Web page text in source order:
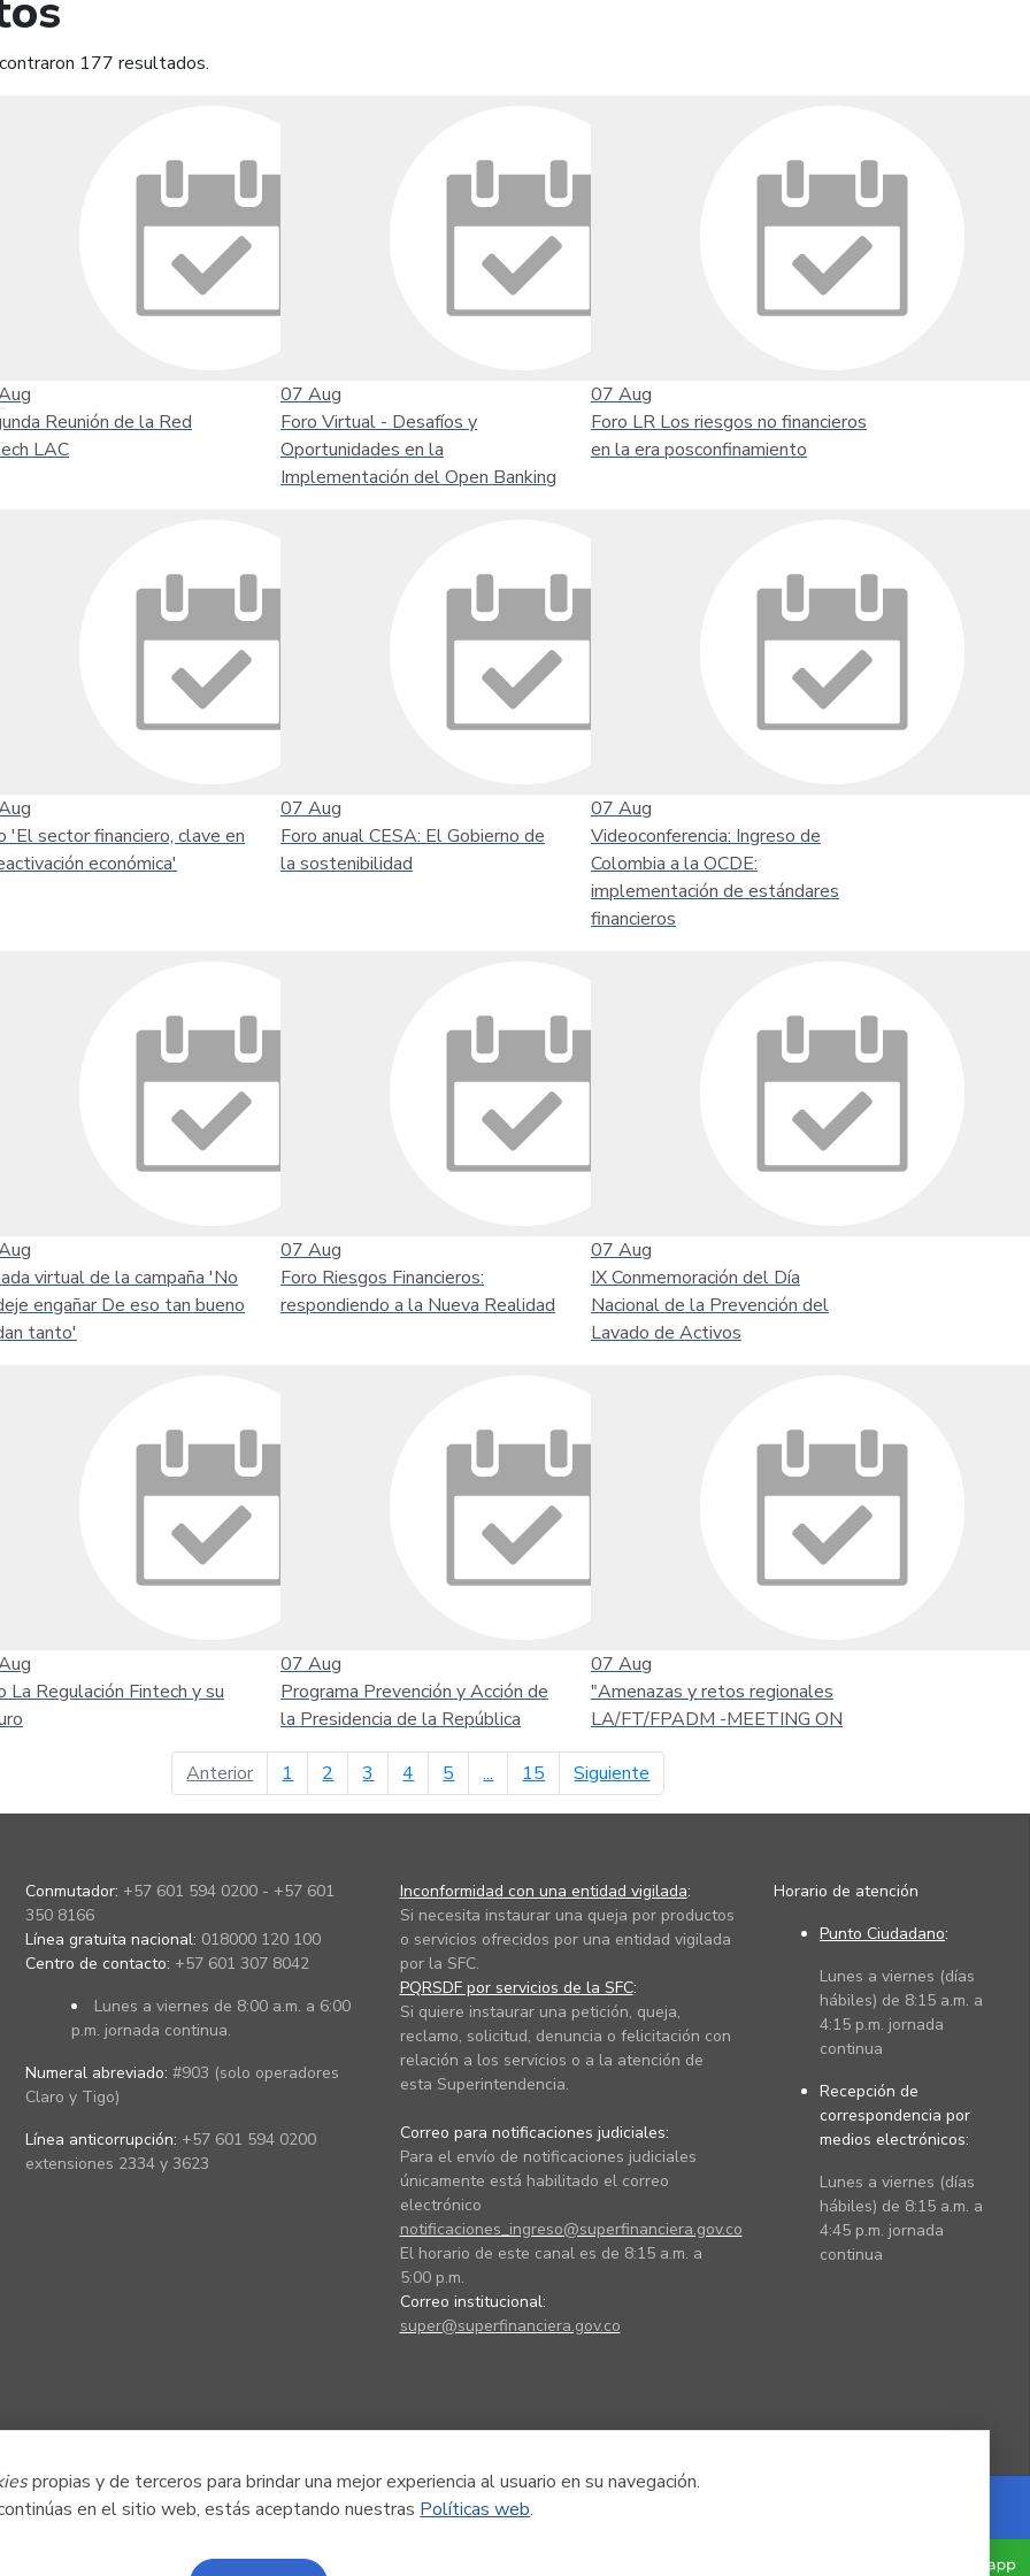
propias y de terceros para brindar una mejor experiencia al usuario en su navegación.
en el sitio web, estás aceptando nuestras Políticas web.
177 resultados.
Reunión de la Red
LAC
07 Aug
Foro Virtual - Desafíos y
Oportunidades en la
Implementación del Open Banking
07 Aug
Foro LR Los riesgos no financieros
en la era posconfinamiento
'El sector financiero, clave en
económica'
07 Aug
Foro anual CESA: El Gobierno de
la sostenibilidad
07 Aug
Videoconferencia: Ingreso de
Colombia a la OCDE:
implementación de estándares
financieros
virtual de la campaña 'No
engañar De eso tan bueno
tanto'
07 Aug
Foro Riesgos Financieros:
respondiendo a la Nueva Realidad
07 Aug
IX Conmemoración del Día
Nacional de la Prevención del
Lavado de Activos
La Regulación Fintech y su
07 Aug
Programa Prevención y Acción de
la Presidencia de la República
07 Aug
"Amenazas y retos regionales
LA/FT/FPADM -MEETING ON
Anteriorpágina anterior
1 2 3 4 5 ... 15 Siguiente
Conmutador: +57 601 594 0200 - +57 601
350 8166
Línea gratuita nacional: 018000 120 100
Centro de contacto: +57 601 307 8042
Lunes a viernes de 8:00 a.m. a 6:00
p.m. jornada continua.
Numeral abreviado: #903 (solo operadores
Claro y Tigo)
Línea anticorrupción: +57 601 594 0200
extensiones 2334 y 3623
Inconformidad con una entidad vigilada:
Si necesita instaurar una queja por productos
o servicios ofrecidos por una entidad vigilada
por la SFC.
PQRSDF por servicios de la SFC:
Si quiere instaurar una petición, queja,
reclamo, solicitud, denuncia o felicitación con
relación a los servicios o a la atención de
esta Superintendencia.
Correo para notificaciones judiciales:
Para el envío de notificaciones judiciales
únicamente está habilitado el correo
electrónico
notificaciones_ingreso@superfinanciera.gov.co
El horario de este canal es de 8:15 a.m. a
5:00 p.m.
Correo institucional:
super@superfinanciera.gov.co
Horario de atención
Punto Ciudadano:
Lunes a viernes (días
hábiles) de 8:15 a.m. a
4:15 p.m. jornada
continua
Recepción de
correspondencia por
medios electrónicos:
Lunes a viernes (días
hábiles) de 8:15 a.m. a
4:45 p.m. jornada
continua
Powered by Nexura